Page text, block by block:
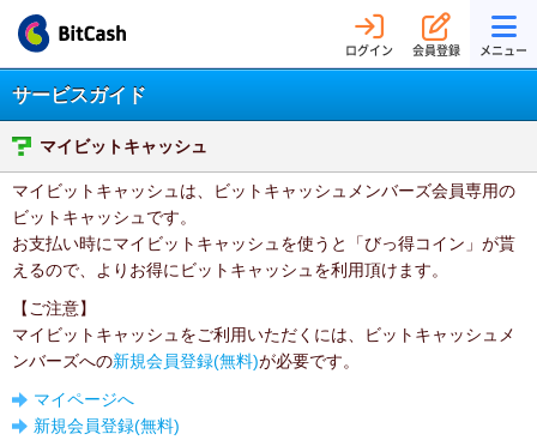
ログイン 会員登録 メニュー
サービスガイド
マイビットキャッシュ
マイビットキャッシュは、ビットキャッシュメンバーズ会員専用の
ビットキャッシュです。
お支払い時にマイビットキャッシュを使うと「びっ得コイン」が貰
えるので、よりお得にビットキャッシュを利用頂けます。
【ご注意】
マイビットキャッシュをご利用いただくには、ビットキャッシュメ
ンバーズへの新規会員登録(無料)が必要です。
マイページへ
新規会員登録(無料)